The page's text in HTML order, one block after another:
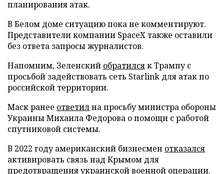
планирования атак.
В Белом доме ситуацию пока не комментируют.
Представители компании SpaceX также оставили
без ответа запросы журналистов.
Напомним, Зеленский обратилсяк Трампу с
просьбой задействовать сеть Starlink для атак по
российской территории.
Маск ранее ответилна просьбу министра обороны
Украины Михаила Федорова о помощи с работой
спутниковой системы.
В 2022 году американский бизнесмен отказался
активировать связь над Крымом для
предотвращения украинской военной операции.